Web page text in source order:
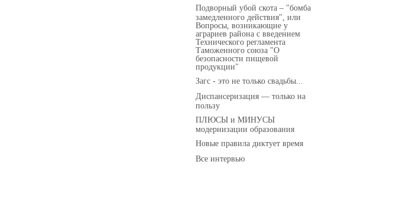
Подворный убой скота – "бомба
замедленного действия", или
Вопросы, возникающие у
аграриев района с введением
Технического регламента
Таможенного союза "О
безопасности пищевой
продукции"
Загс - это не только свадьбы...
Диспансеризация — только на
пользу
ПЛЮСЫ и МИНУСЫ
модернизации образования
Новые правила диктует время
Все интервью